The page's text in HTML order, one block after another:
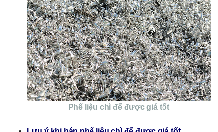
Phế liệu chì để được giá tốt